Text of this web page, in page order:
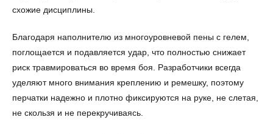
схожие дисциплины.
Благодаря наполнителю из многоуровневой пены с гелем,
поглощается и подавляется удар, что полностью снижает
риск травмироваться во время боя. Разработчики всегда
уделяют много внимания креплению и ремешку, поэтому
перчатки надежно и плотно фиксируются на руке, не слетая,
не скользя и не перекручиваясь.